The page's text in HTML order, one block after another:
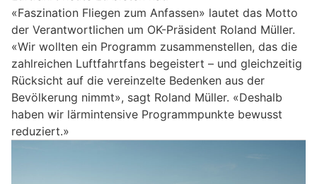
«Faszination Fliegen zum Anfassen» lautet das Motto
der Verantwortlichen um OK-Präsident Roland Müller.
«Wir wollten ein Programm zusammenstellen, das die
zahlreichen Luftfahrtfans begeistert – und gleichzeitig
Rücksicht auf die vereinzelte Bedenken aus der
Bevölkerung nimmt», sagt Roland Müller. «Deshalb
haben wir lärmintensive Programmpunkte bewusst
reduziert.»